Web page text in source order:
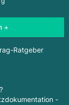
+
Ratgeber
-